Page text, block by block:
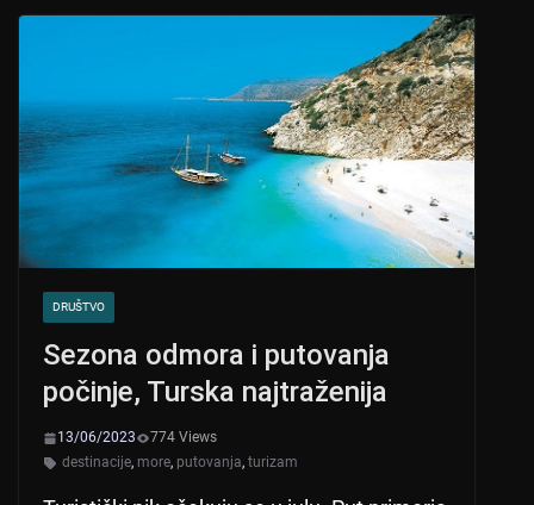
p
o
k
DRUŠTVO
Sezona odmora i putovanja
počinje, Turska najtraženija
13/06/2023
774 Views
destinacije, more, putovanja, turizam